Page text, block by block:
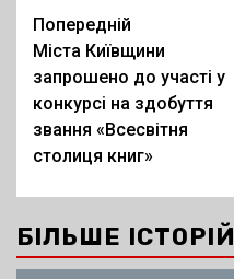
Post
navigation
Попередній
Міста Київщини
запрошено до участі у
конкурсі на здобуття
звання «Всесвітня
столиця книг»
БІЛЬШЕ ІСТОРІЙ